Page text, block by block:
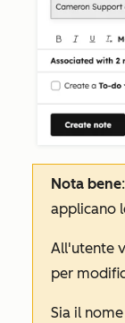
Nota bene
applicano
All'utente
per
Sia il